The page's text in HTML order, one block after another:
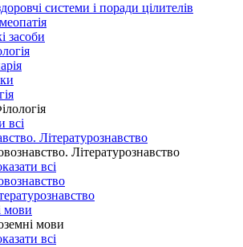
системи і поради цілителів
засоби
всі
Літературознавство
Літературознавство
всі
мови
мови
всі